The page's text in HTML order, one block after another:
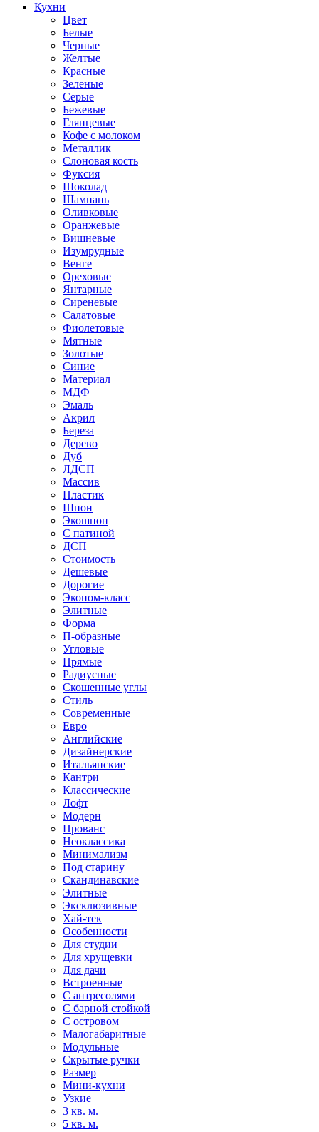
Кухни
Цвет
Белые
Черные
Желтые
Красные
Зеленые
Серые
Бежевые
Глянцевые
Кофе с молоком
Металлик
Слоновая кость
Фуксия
Шоколад
Шампань
Оливковые
Оранжевые
Вишневые
Изумрудные
Венге
Ореховые
Янтарные
Сиреневые
Салатовые
Фиолетовые
Мятные
Золотые
Синие
Материал
МДФ
Эмаль
Акрил
Береза
Дерево
Дуб
ЛДСП
Массив
Пластик
Шпон
Экошпон
С патиной
ДСП
Стоимость
Дешевые
Дорогие
Эконом-класс
Элитные
Форма
П-образные
Угловые
Прямые
Радиусные
Скошенные углы
Стиль
Современные
Евро
Английские
Дизайнерские
Итальянские
Кантри
Классические
Лофт
Модерн
Прованс
Неоклассика
Минимализм
Под старину
Скандинавские
Элитные
Эксклюзивные
Хай-тек
Особенности
Для студии
Для хрущевки
Для дачи
Встроенные
С антресолями
С барной стойкой
С островом
Малогабаритные
Модульные
Скрытые ручки
Размер
Мини-кухни
Узкие
3 кв. м.
5 кв. м.